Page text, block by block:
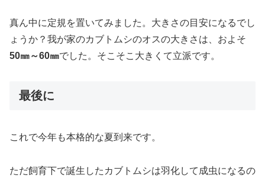
真ん中に定規を置いてみました。大きさの目安になるでし
ょうか？我が家のカブトムシのオスの大きさは、およそ
50㎜～60㎜でした。そこそこ大きくて立派です。
最後に
これで今年も本格的な夏到来です。
ただ飼育下で誕生したカブトムシは羽化して成虫になるの